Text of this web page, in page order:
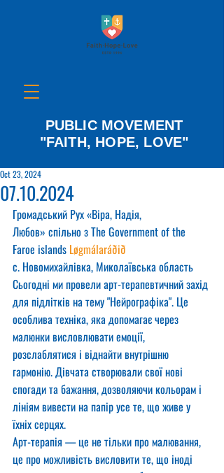
PUBLIC MOVEMENT
"FAITH, HOPE, LOVE"
07.10.2024
Oct 23, 2024
Громадський Рух «Віра, Надія,
Любов» спільно з The Government of the
Faroe islands Løgmálaráðið
с. Новомихайлівка, Миколаївська область
Сьогодні ми провели арт-терапевтичний захід
для підлітків на тему "Нейрографіка". Це
особлива техніка, яка допомагає через
малюнки висловлювати емоції,
розслаблятися і віднайти внутрішню
гармонію. Дівчата створювали свої нові
спогади та бажання, дозволяючи кольорам і
лініям вивести на папір усе те, що живе у
їхніх серцях.
Арт-терапія — це не тільки про малювання,
це про можливість висловити те, що іноді